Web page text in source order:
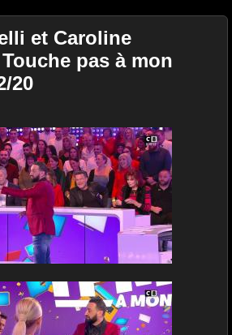
et Caroline
pas à mon
20